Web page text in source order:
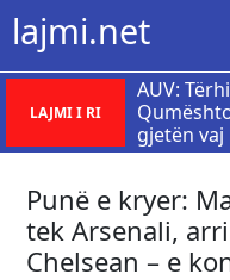
lajmi.net
LAJMI I RI
AUV:
gjetën
Punë e kryer:
tek Arsenali,
Chelsean – e